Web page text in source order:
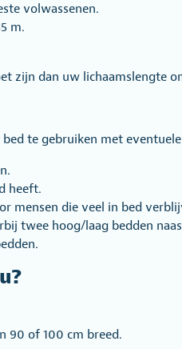
volwassenen.
m.
zijn dan uw lichaamslengte
te gebruiken met
heeft.
mensen die veel in bed
twee hoog/laag bedden
90 of 100 cm breed.